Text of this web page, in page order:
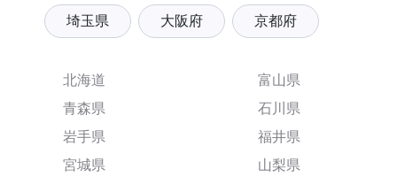
埼玉県 大阪府 京都府
北海道
青森県
岩手県
宮城県
富山県
石川県
福井県
山梨県